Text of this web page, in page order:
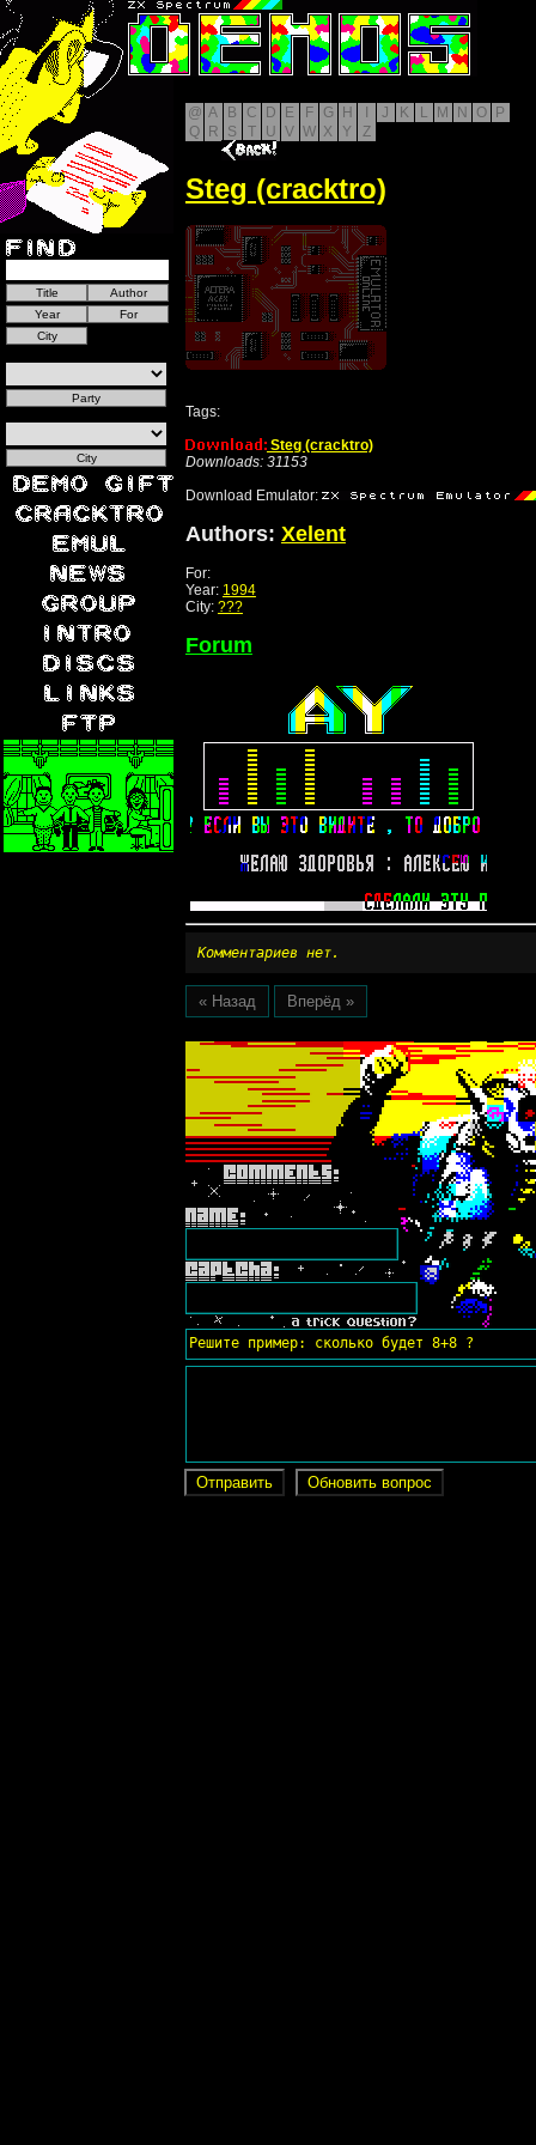
@ A B C D E F G H J K L M N O
P
Q
R S T U V W X Y Z
Steg (cracktro)
Tags:
Steg (cracktro)
Downloads: 31153
Download Emulator:
Authors: Xelent
For:
Year: 1994
City: ???
Forum
Комментариев нет.
« Назад Вперёд »
Решите пример: сколько будет 8+8 ?
Обновить вопрос
Отправить